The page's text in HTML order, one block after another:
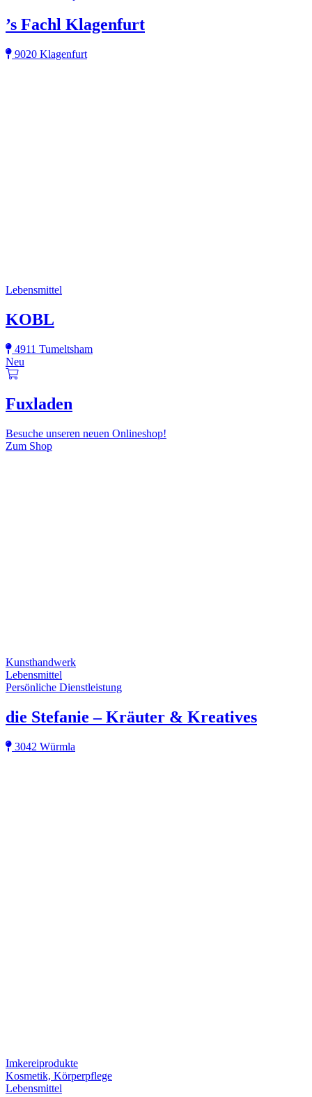
’s Fachl Klagenfurt
9020 Klagenfurt
Lebensmittel
KOBL
4911 Tumeltsham
Neu
Fuxladen
Besuche unseren neuen Onlineshop!
Zum Shop
Kunsthandwerk
Lebensmittel
Persönliche Dienstleistung
die Stefanie – Kräuter & Kreatives
3042 Würmla
Imkereiprodukte
Kosmetik, Körperpflege
Lebensmittel